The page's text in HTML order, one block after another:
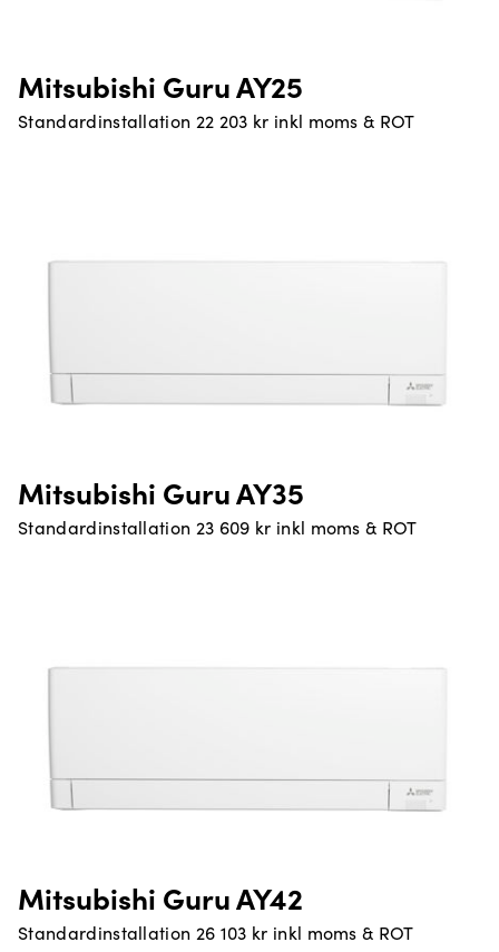
Mitsubishi Guru AY25
Standardinstallation 22 203 kr inkl moms & ROT
Mitsubishi Guru AY35
Standardinstallation 23 609 kr inkl moms & ROT
Mitsubishi Guru AY42
Standardinstallation 26 103 kr inkl moms & ROT